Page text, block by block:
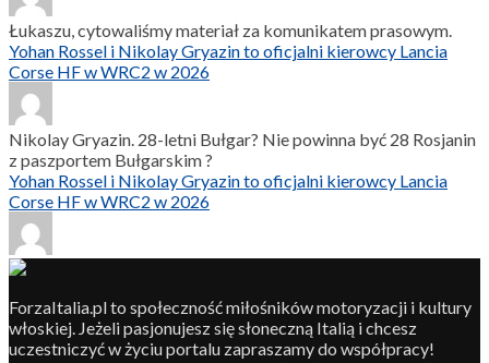
Łukaszu, cytowaliśmy materiał za komunikatem prasowym.
Yohan Rossel i Nikolay Gryazin to oficjalni kierowcy Lancia
Corse HF w WRC2 w 2026
Nikolay Gryazin. 28-letni Bułgar? Nie powinna być 28 Rosjanin
z paszportem Bułgarskim ?
Yohan Rossel i Nikolay Gryazin to oficjalni kierowcy Lancia
Corse HF w WRC2 w 2026
ForzaItalia.pl to społeczność miłośników motoryzacji i kultury
włoskiej. Jeżeli pasjonujesz się słoneczną Italią i chcesz
uczestniczyć w życiu portalu zapraszamy do współpracy!